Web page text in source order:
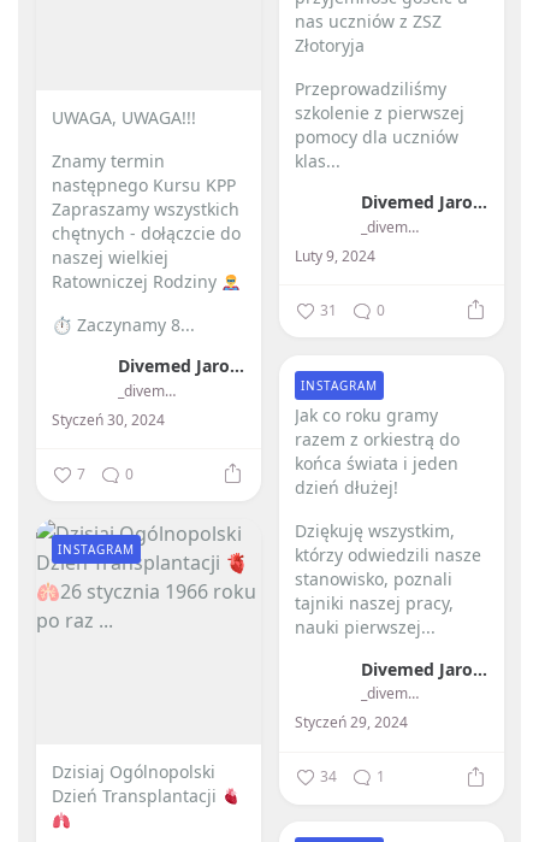
nas uczniów z ZSZ
Złotoryja
Przeprowadziliśmy
szkolenie z pierwszej
pomocy dla uczniów
klas...
Divemed Jarosław Przybylski
_divemed_
Luty 9, 2024
31 0
UWAGA, UWAGA!!!
Znamy termin
następnego Kursu KPP
Zapraszamy wszystkich
chętnych - dołączcie do
naszej wielkiej
Ratowniczej Rodziny
⏱ Zaczynamy 8...
Divemed Jarosław Przybylski
_divemed_
Styczeń 30, 2024
7 0
Jak co roku gramy
razem z orkiestrą do
końca świata i jeden
dzień dłużej! ️
Dziękuję wszystkim,
którzy odwiedzili nasze
stanowisko, poznali
tajniki naszej pracy,
nauki pierwszej...
Divemed Jarosław Przybylski
_divemed_
Styczeń 29, 2024
INSTAGRAM
34 1
Dzisiaj Ogólnopolski
Dzień Transplantacji
INSTAGRAM